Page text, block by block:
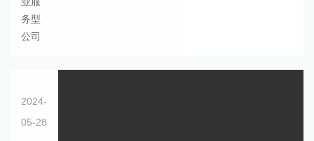
务型
公司
2024-
05-28